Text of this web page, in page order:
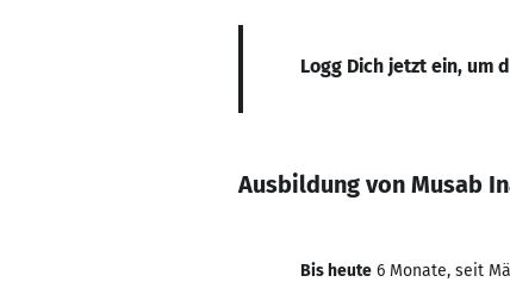
Logg Dich jetzt ein, um
Ausbildung von Musab
Bis heute 6 Monate, seit